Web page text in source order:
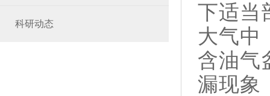
下适当
大气中
含油气
漏现象
科研动态